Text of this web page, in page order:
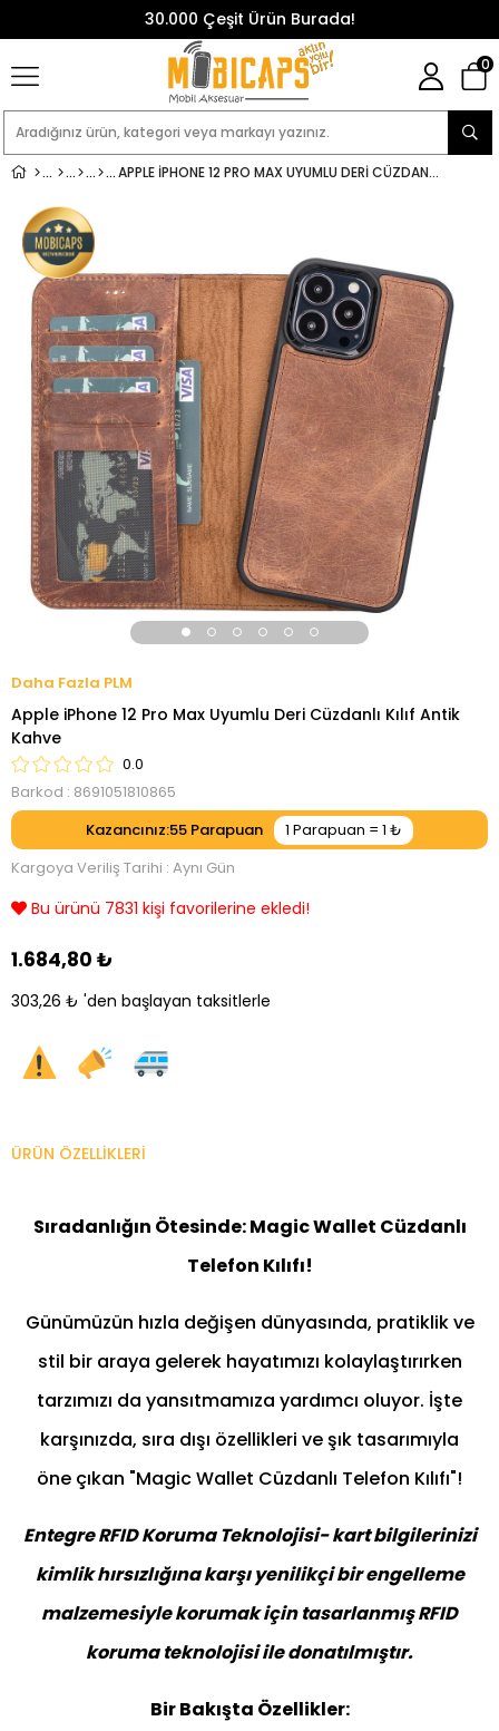
30.000 Çeşit Ürün Burada!
0
APPLE IPHONE 12 PRO MAX UYUMLU DERI CÜZDANLI KILIF ANTIK KAHVE
PLM
Apple iPhone 12 Pro Max Uyumlu Deri Cüzdanlı Kılıf Antik
Kahve
0.0
Barkod : 8691051810865
Kazancınız:55
Kargoya Veriliş Tarihi : Aynı Gün
Bu ürünü 7831 kişi favorilerine ekledi!
1.684,80 ₺
303,26 ₺ 'den başlayan taksitlerle
ÜRÜN ÖZELLIKLERI
Sıradanlığın Ötesinde: Magic Wallet Cüzdanlı
Telefon Kılıfı!
Günümüzün hızla değişen dünyasında, pratiklik ve
stil bir araya gelerek hayatımızı kolaylaştırırken
tarzımızı da yansıtmamıza yardımcı oluyor. İşte
karşınızda, sıra dışı özellikleri ve şık tasarımıyla
öne çıkan "Magic Wallet Cüzdanlı Telefon Kılıfı"!
Entegre RFID Koruma Teknolojisi- kart bilgilerinizi
kimlik hırsızlığına karşı yenilikçi bir engelleme
malzemesiyle korumak için tasarlanmış RFID
koruma teknolojisi ile donatılmıştır.
Bir Bakışta Özellikler: